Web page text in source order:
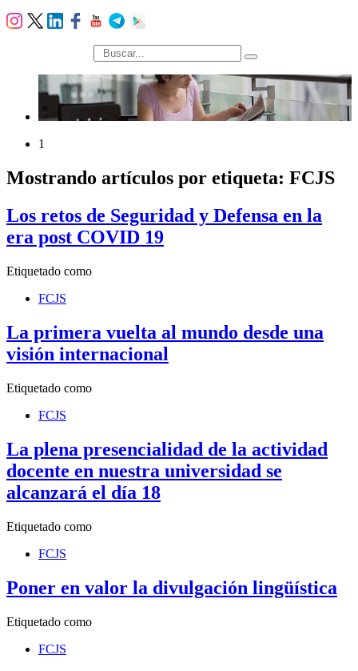
búsqueda
1
Mostrando artículos por etiqueta: FCJS
Los retos de Seguridad y Defensa en la
era post COVID 19
Etiquetado como
FCJS
La primera vuelta al mundo desde una
visión internacional
Etiquetado como
FCJS
La plena presencialidad de la actividad
docente en nuestra universidad se
alcanzará el día 18
Etiquetado como
FCJS
Poner en valor la divulgación lingüística
Etiquetado como
FCJS